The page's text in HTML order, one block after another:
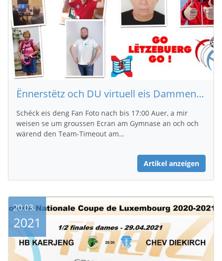
Ënnerstëtz och DU virtuell eis Dammen Nationalekipp !
Schéck eis deng Fan Foto nach bis 17:00 Auer, a mir
weisen se um groussen Ecran am Gymnase an och och
wärend den Team-Timeout am…
Artikel anzeigen
20.03.
2021